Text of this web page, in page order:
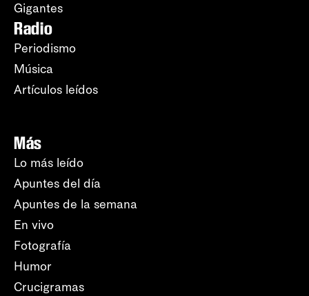
Gigantes
Radio
Periodismo
Música
Artículos leídos
Más
Lo más leído
Apuntes del día
Apuntes de la semana
En vivo
Fotografía
Humor
Crucigramas